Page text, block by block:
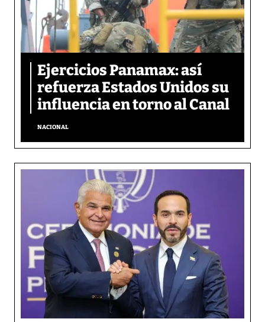
Ejercicios Panamax: así
refuerza Estados Unidos su
influencia en torno al Canal
NACIONAL